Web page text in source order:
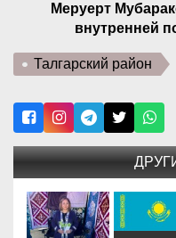
Меруерт
внутренней
Талгарский район